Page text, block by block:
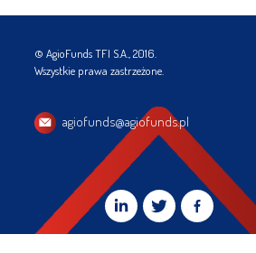
© AgioFunds TFI S.A., 2016.
Wszystkie prawa zastrzeżone.
agiofunds@agiofunds.pl